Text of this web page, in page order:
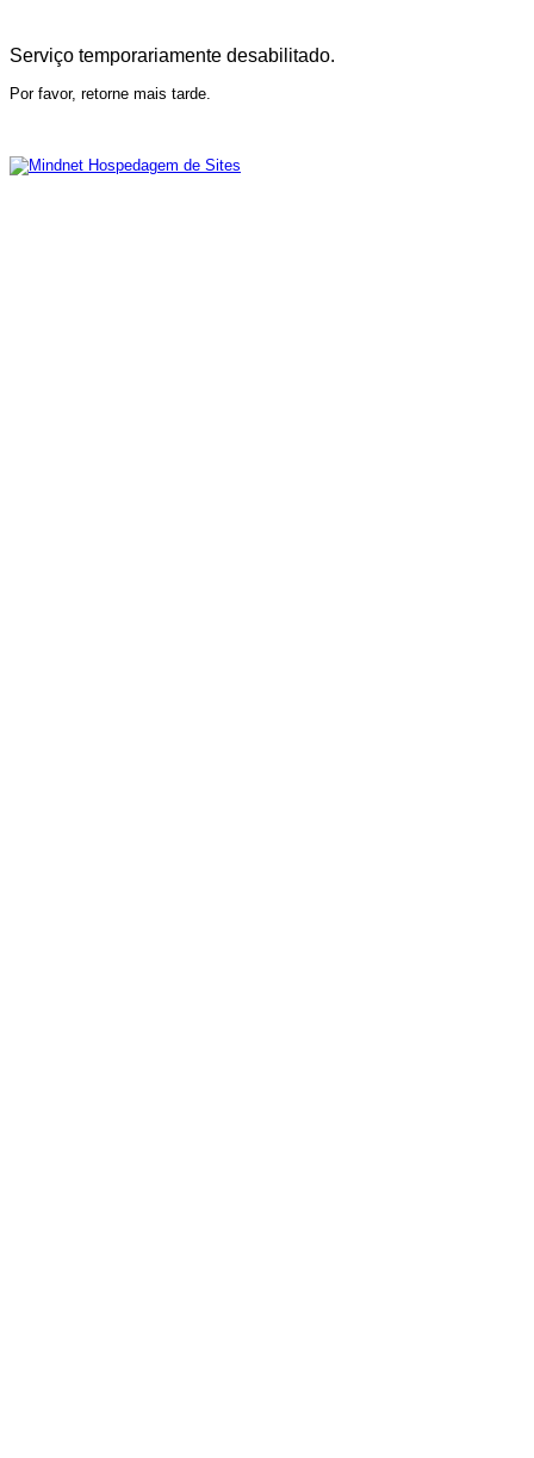
Serviço temporariamente desabilitado.
Por favor, retorne mais tarde.